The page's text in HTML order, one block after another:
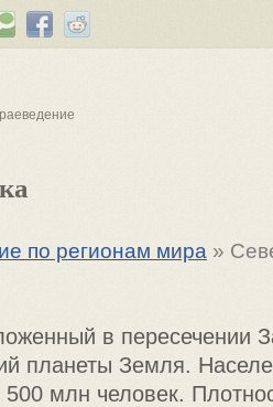
по регионам мира »
в пересечении
планеты Земля.
млн человек.